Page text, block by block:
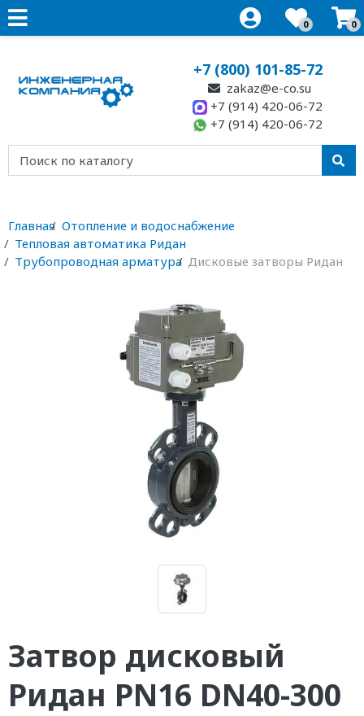
0 0
+7 (800) 101-85-72
zakaz@e-co.su
+7 (914) 420-06-72
+7 (914) 420-06-72
Главная Отопление и водоснабжение
Тепловая автоматика Ридан
Трубопроводная арматура Дисковые затворы Ридан
Затвор дисковый
Ридан PN16 DN40-300